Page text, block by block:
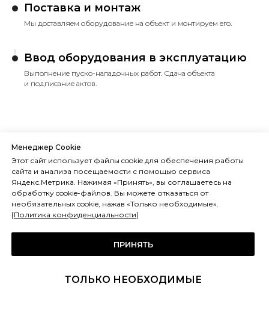
Поставка и монтаж
Мы доставляем оборудование на объект и монтируем его.
Ввод оборудования в эксплуатацию
Выполнение пуско-наладочных работ. Сдача объекта
и подписание актов.
Зоны сервисного
обслуживания, монтажа
и срочного ремонта по
Москве и области на
карте
Менеджер Cookie
Этот сайт использует файлы cookie для обеспечения работы
сайта и анализа посещаемости с помощью сервиса
Яндекс.Метрика. Нажимая «Принять», вы соглашаетесь на
обработку cookie-файлов. Вы можете отказаться от
необязательных cookie, нажав «Только необходимые».
[Политика конфиденциальности]
ПРИНЯТЬ
ТОЛЬКО НЕОБХОДИМЫЕ